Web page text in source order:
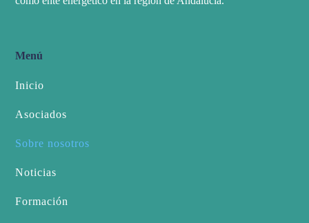
Menú
Inicio
Asociados
Sobre nosotros
Noticias
Formación